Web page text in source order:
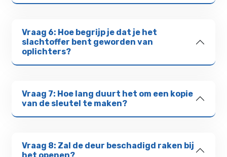
Vraag 6: Hoe begrijp je dat je het
slachtoffer bent geworden van
oplichters?
Vraag 7: Hoe lang duurt het om een kopie
van de sleutel te maken?
Vraag 8: Zal de deur beschadigd raken bij